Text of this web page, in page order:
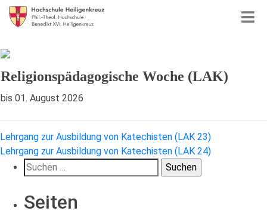
Religionspädagogische Woche (LAK)
bis 01. August 2026
Beitragsnavigation
Lehrgang zur Ausbildung von Katechisten (LAK 23)
Lehrgang zur Ausbildung von Katechisten (LAK 24)
Suchen
nach:
Seiten